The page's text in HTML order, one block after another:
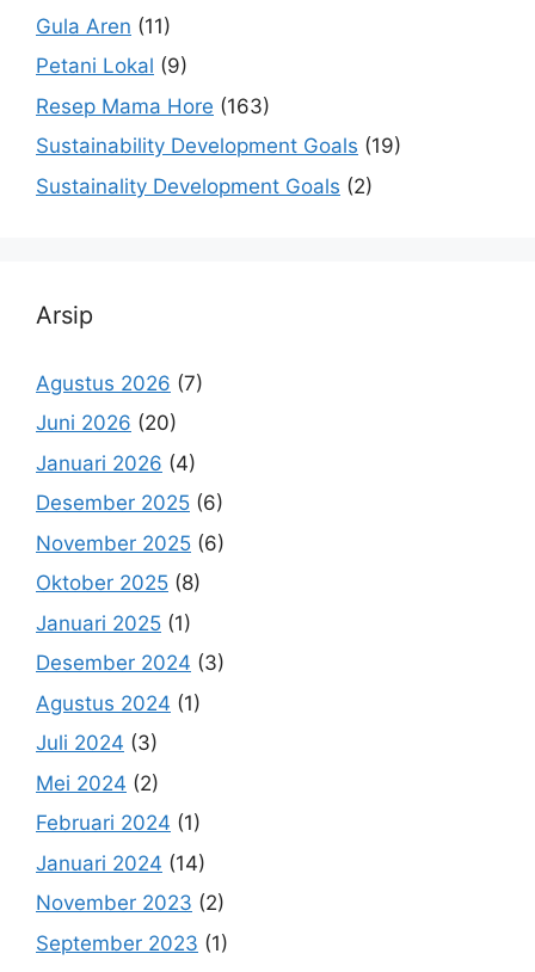
Gula Aren (11)
Petani Lokal (9)
Resep Mama Hore (163)
Sustainability Development Goals (19)
Sustainality Development Goals (2)
Arsip
Agustus 2026 (7)
Juni 2026 (20)
Januari 2026 (4)
Desember 2025 (6)
November 2025 (6)
Oktober 2025 (8)
Januari 2025 (1)
Desember 2024 (3)
Agustus 2024 (1)
Juli 2024 (3)
Mei 2024 (2)
Februari 2024 (1)
Januari 2024 (14)
November 2023 (2)
September 2023 (1)